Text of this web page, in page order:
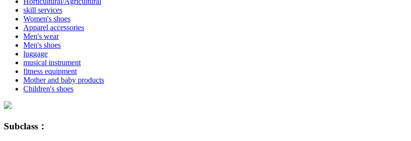
skill services
Women's shoes
Apparel accessories
Men's wear
Men's shoes
luggage
musical instrument
fitness equipment
Mother and baby products
Children's shoes
Subclass：